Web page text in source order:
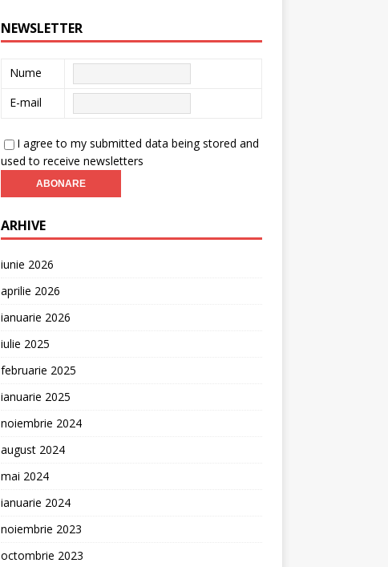
NEWSLETTER
Nume
E-mail
I agree to my submitted data being stored and
used to receive newsletters
ARHIVE
iunie 2026
aprilie 2026
ianuarie 2026
iulie 2025
februarie 2025
ianuarie 2025
noiembrie 2024
august 2024
mai 2024
ianuarie 2024
noiembrie 2023
octombrie 2023